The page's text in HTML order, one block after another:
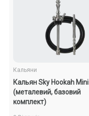
Кальяни
Кальян Sky Hookah Mini
(металевий, базовий
комплект)